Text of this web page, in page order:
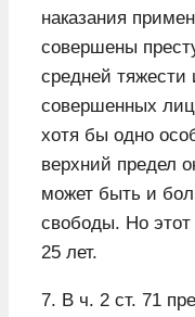
наказания
совершены
средней
совершенных
хотя бы одно
верхний предел
может быть и
свободы. Но
25 лет.
7. В ч. 2 ст. 71